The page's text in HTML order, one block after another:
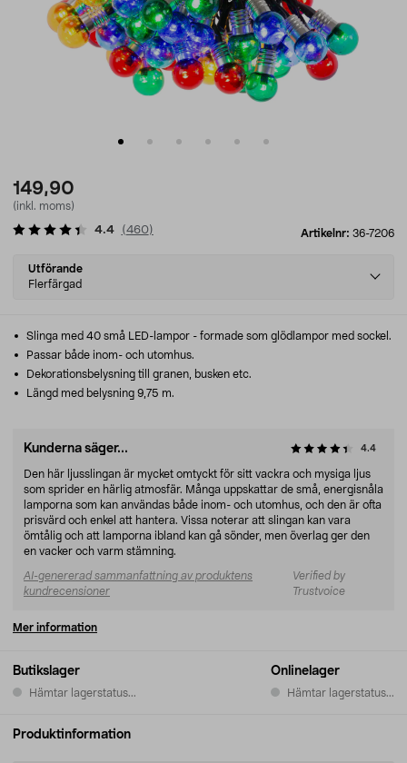
149,90
(inkl. moms)
Artikelnr: 36-7206
4.4 (460)
Select
variant
Utförande
Flerfärgad
Butikslager
Hämtar lagerstatus...
Onlinelager
Hämtar lagerstatus...
Slinga med 40 små LED-lampor - formade som glödlampor med sockel.
Passar både inom- och utomhus.
Dekorationsbelysning till granen, busken etc.
Längd med belysning 9,75 m.
Kunderna säger... 4.4
Den här ljusslingan är mycket omtyckt för sitt vackra och mysiga ljus
som sprider en härlig atmosfär. Många uppskattar de små, energisnåla
lamporna som kan användas både inom- och utomhus, och den är ofta
prisvärd och enkel att hantera. Vissa noterar att slingan kan vara
ömtålig och att lamporna ibland kan gå sönder, men överlag ger den
en vacker och varm stämning.
AI-genererad sammanfattning av produktens
kundrecensioner
Verified by
Trustvoice
Mer information
Produktinformation